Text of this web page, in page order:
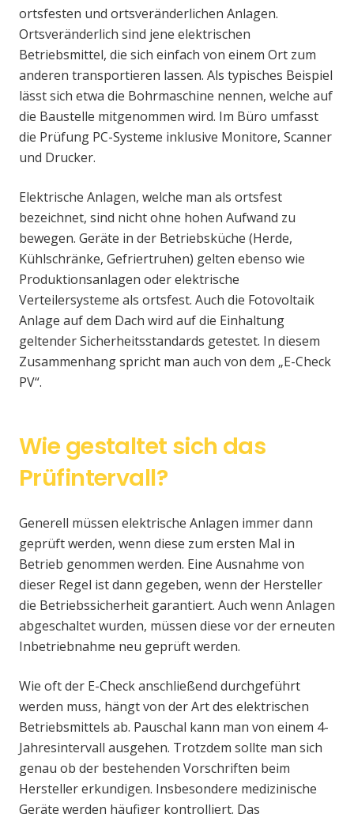
ortsfesten und ortsveränderlichen Anlagen.
Ortsveränderlich sind jene elektrischen
Betriebsmittel, die sich einfach von einem Ort zum
anderen transportieren lassen. Als typisches Beispiel
lässt sich etwa die Bohrmaschine nennen, welche auf
die Baustelle mitgenommen wird. Im Büro umfasst
die Prüfung PC-Systeme inklusive Monitore, Scanner
und Drucker.
Elektrische Anlagen, welche man als ortsfest
bezeichnet, sind nicht ohne hohen Aufwand zu
bewegen. Geräte in der Betriebsküche (Herde,
Kühlschränke, Gefriertruhen) gelten ebenso wie
Produktionsanlagen oder elektrische
Verteilersysteme als ortsfest. Auch die Fotovoltaik
Anlage auf dem Dach wird auf die Einhaltung
geltender Sicherheitsstandards getestet. In diesem
Zusammenhang spricht man auch von dem „E-Check
PV“.
Wie gestaltet sich das
Prüfintervall?
Generell müssen elektrische Anlagen immer dann
geprüft werden, wenn diese zum ersten Mal in
Betrieb genommen werden. Eine Ausnahme von
dieser Regel ist dann gegeben, wenn der Hersteller
die Betriebssicherheit garantiert. Auch wenn Anlagen
abgeschaltet wurden, müssen diese vor der erneuten
Inbetriebnahme neu geprüft werden.
Wie oft der E-Check anschließend durchgeführt
werden muss, hängt von der Art des elektrischen
Betriebsmittels ab. Pauschal kann man von einem 4-
Jahresintervall ausgehen. Trotzdem sollte man sich
genau ob der bestehenden Vorschriften beim
Hersteller erkundigen. Insbesondere medizinische
Geräte werden häufiger kontrolliert. Das